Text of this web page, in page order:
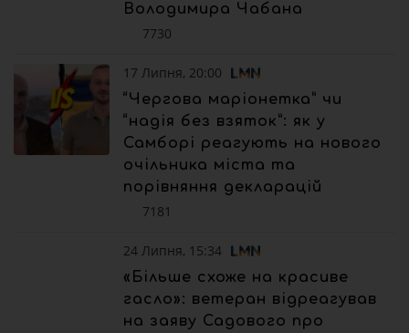
Володимира Чабана
7730
17 Липня, 20:00
“Чергова маріонетка” чи
“надія без взяток”: як у
Самборі реагують на нового
очільника міста та
порівняння декларацій
7181
24 Липня, 15:34
«Більше схоже на красиве
гасло»: ветеран відреагував
на заяву Садового про